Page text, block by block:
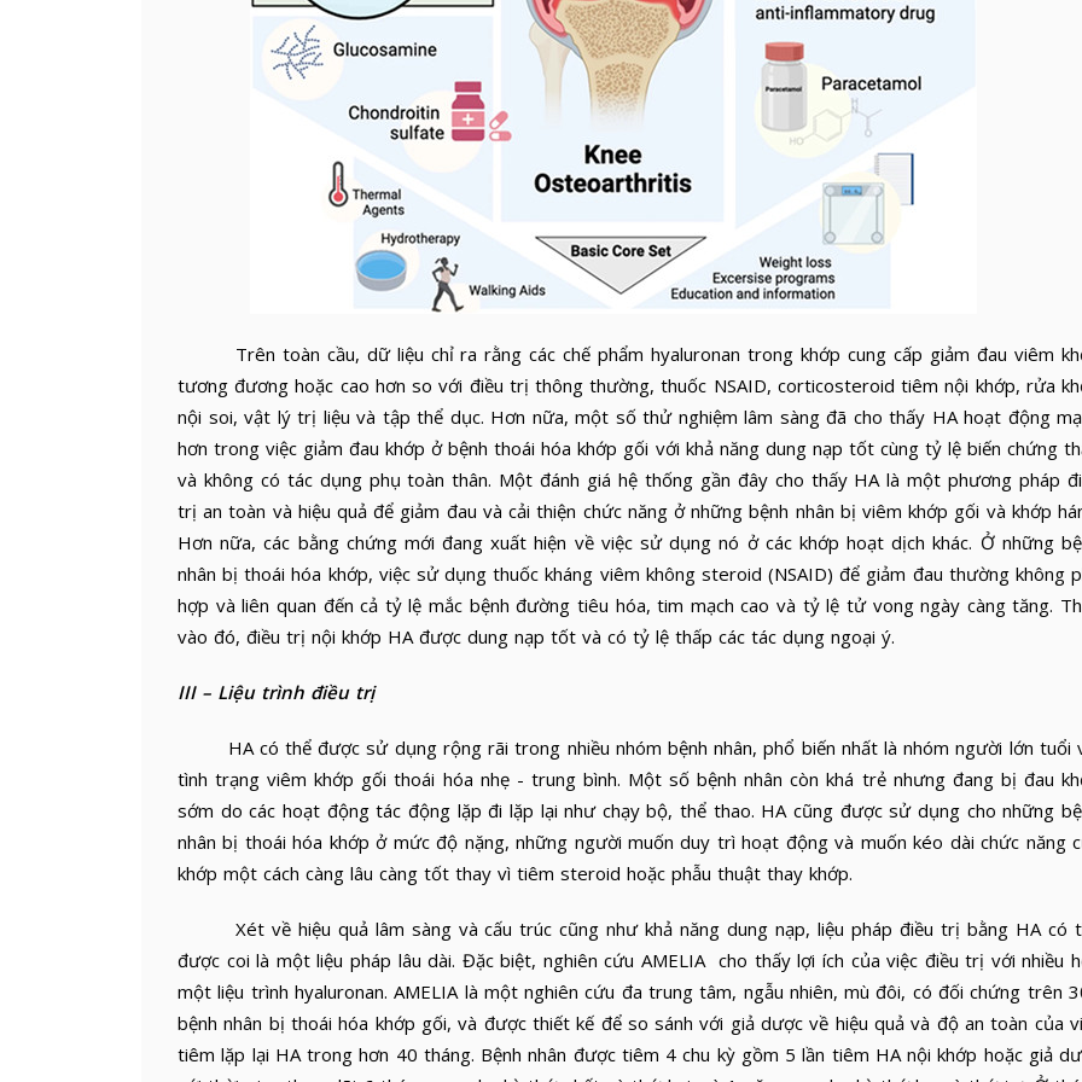
Trên toàn cầu, dữ liệu chỉ ra rằng các chế phẩm hyaluronan trong khớp cung cấp giảm đau viêm
tương đương hoặc cao hơn so với điều trị thông thường, thuốc NSAID, corticosteroid tiêm nội khớp, rửa
nội soi, vật lý trị liệu và tập thể dục. Hơn nữa, một số thử nghiệm lâm sàng đã cho thấy HA hoạt động
hơn trong việc giảm đau khớp ở bệnh thoái hóa khớp gối với khả năng dung nạp tốt cùng tỷ lệ biến chứng
và không có tác dụng phụ toàn thân. Một đánh giá hệ thống gần đây cho thấy HA là một phương pháp
trị an toàn và hiệu quả để giảm đau và cải thiện chức năng ở những bệnh nhân bị viêm khớp gối và khớp
Hơn nữa, các bằng chứng mới đang xuất hiện về việc sử dụng nó ở các khớp hoạt dịch khác. Ở những
nhân bị thoái hóa khớp, việc sử dụng thuốc kháng viêm không steroid (NSAID) để giảm đau thường không
hợp và liên quan đến cả tỷ lệ mắc bệnh đường tiêu hóa, tim mạch cao và tỷ lệ tử vong ngày càng tăng.
vào đó, điều trị nội khớp HA được dung nạp tốt và có tỷ lệ thấp các tác dụng ngoại ý.
III – Liệu trình điều trị
HA có thể được sử dụng rộng rãi trong nhiều nhóm bệnh nhân, phổ biến nhất là nhóm người lớn tuổi
tình trạng viêm khớp gối thoái hóa nhẹ - trung bình. Một số bệnh nhân còn khá trẻ nhưng đang bị đau
sớm do các hoạt động tác động lặp đi lặp lại như chạy bộ, thể thao. HA cũng được sử dụng cho những
nhân bị thoái hóa khớp ở mức độ nặng, những người muốn duy trì hoạt động và muốn kéo dài chức năng
khớp một cách càng lâu càng tốt thay vì tiêm steroid hoặc phẫu thuật thay khớp.
Xét về hiệu quả lâm sàng và cấu trúc cũng như khả năng dung nạp, liệu pháp điều trị bằng HA có
được coi là một liệu pháp lâu dài. Đặc biệt, nghiên cứu AMELIA cho thấy lợi ích của việc điều trị với nhiều
một liệu trình hyaluronan. AMELIA là một nghiên cứu đa trung tâm, ngẫu nhiên, mù đôi, có đối chứng trên
bệnh nhân bị thoái hóa khớp gối, và được thiết kế để so sánh với giả dược về hiệu quả và độ an toàn của
tiêm lặp lại HA trong hơn 40 tháng. Bệnh nhân được tiêm 4 chu kỳ gồm 5 lần tiêm HA nội khớp hoặc giả